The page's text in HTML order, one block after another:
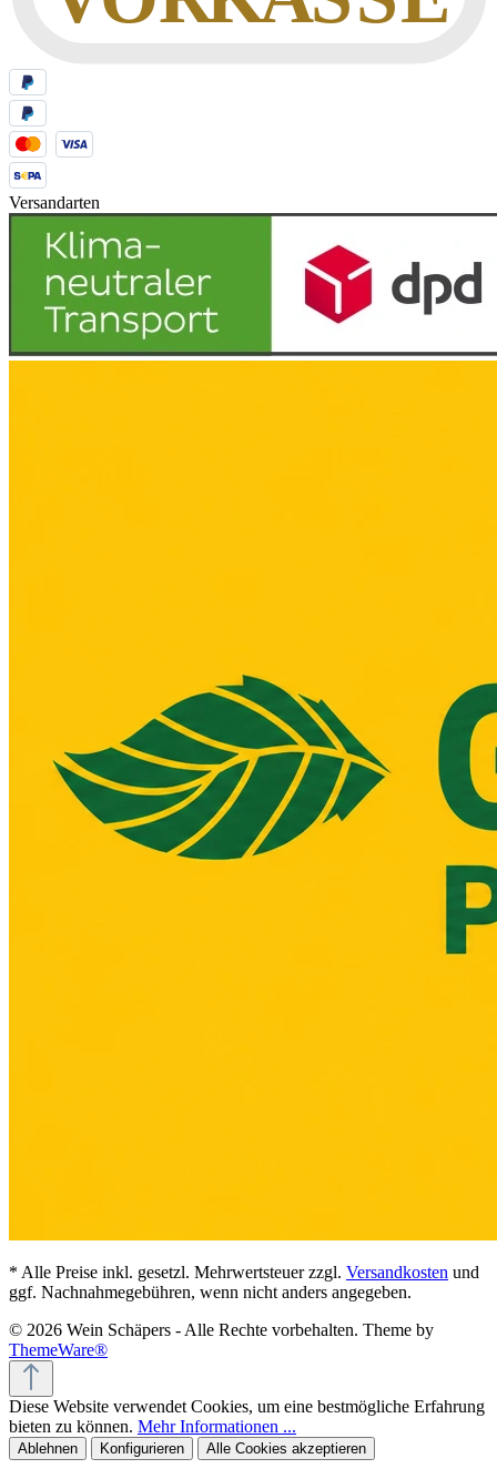
Versandarten
* Alle Preise inkl. gesetzl. Mehrwertsteuer zzgl. Versandkosten und
ggf. Nachnahmegebühren, wenn nicht anders angegeben.
© 2026 Wein Schäpers - Alle Rechte vorbehalten. Theme by
ThemeWare®
Diese Website verwendet Cookies, um eine bestmögliche Erfahrung
bieten zu können. Mehr Informationen ...
Ablehnen Konfigurieren Alle Cookies akzeptieren